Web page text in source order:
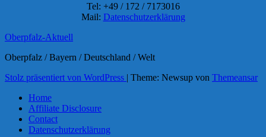
Tel: +49 / 172 / 7173016
Mail: Datenschutzerklärung
Oberpfalz-Aktuell
Oberpfalz / Bayern / Deutschland / Welt
Stolz präsentiert von WordPress | Theme: Newsup von Themeansar
Home
Affiliate Disclosure
Contact
Datenschutzerklärung